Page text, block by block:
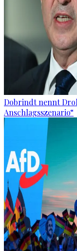
Dobrindt nennt
Anschlagsszenario“